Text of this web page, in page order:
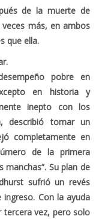
de la muerte de
más, en ambos
que ella.
pobre en
en historia y
inepto con los
describió tomar un
completamente en
de la primera
Su plan de
sufrió un revés
Con la ayuda
vez, pero solo